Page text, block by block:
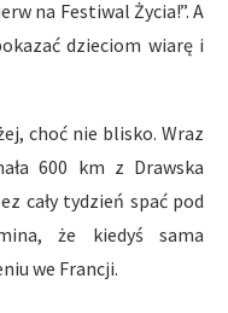
na Festiwal Życia!”. A
dzieciom wiarę i
choć nie blisko. Wraz
600 km z Drawska
cały tydzień spać pod
że kiedyś sama
we Francji.